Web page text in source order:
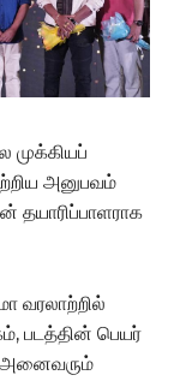
முக்கியப்
அனுபவம்
தயாரிப்பாளராக
வரலாற்றில்
படத்தின் பெயர்
அனைவரும்